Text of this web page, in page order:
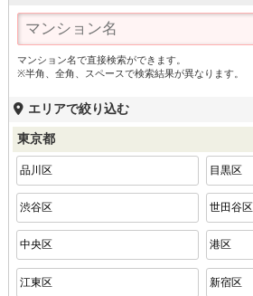
マンション名で直接検索ができます。
※半角、全角、スペースで検索結果が異なります。
エリアで絞り込む
東京都
品川区 目黒区
渋谷区 世田谷区
中央区 港区
江東区 新宿区